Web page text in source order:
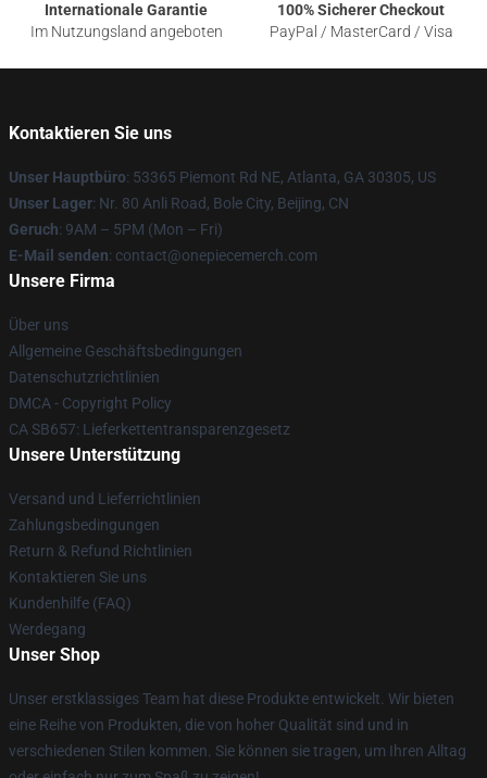
Internationale Garantie
Im Nutzungsland angeboten
100% Sicherer Checkout
PayPal / MasterCard / Visa
Kontaktieren Sie uns
Unser Hauptbüro: 53365 Piemont Rd NE, Atlanta, GA 30305, US
Unser Lager: Nr. 80 Anli Road, Bole City, Beijing, CN
Geruch: 9AM – 5PM (Mon – Fri)
E-Mail senden: contact@onepiecemerch.com
Unsere Firma
Über uns
Allgemeine Geschäftsbedingungen
Datenschutzrichtlinien
DMCA - Copyright Policy
CA SB657: Lieferkettentransparenzgesetz
Unsere Unterstützung
Versand und Lieferrichtlinien
Zahlungsbedingungen
Return & Refund Richtlinien
Kontaktieren Sie uns
Kundenhilfe (FAQ)
Werdegang
Unser Shop
Unser erstklassiges Team hat diese Produkte entwickelt. Wir bieten
eine Reihe von Produkten, die von hoher Qualität sind und in
verschiedenen Stilen kommen. Sie können sie tragen, um Ihren Alltag